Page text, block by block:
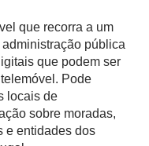
que recorra a um
pública
que podem ser
Pode
locais de
sobre moradas,
e entidades dos